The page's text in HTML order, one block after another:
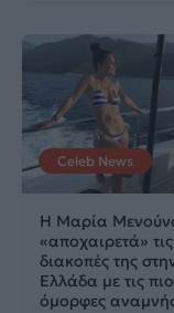
Celeb News
Η Μαρία
«αποχαιρετά» τις
διακοπές της
Ελλάδα με τις πιο
όμορφες